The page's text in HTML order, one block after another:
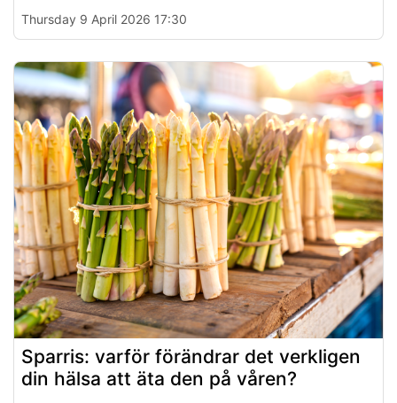
Thursday 9 April 2026 17:30
Sparris: varför förändrar det verkligen
din hälsa att äta den på våren?